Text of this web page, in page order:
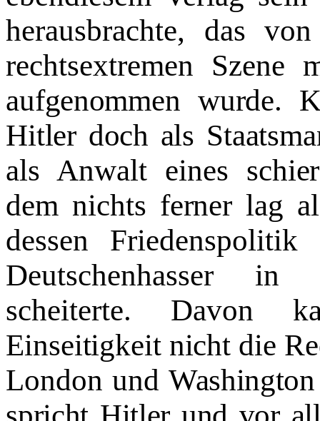
herausbrachte, das
rechtsextremen Szene
aufgenommen wurde.
Hitler doch als
als Anwalt eines
dem nichts ferner lag
dessen
Deutschenhasser
scheiterte. Davon
Einseitigkeit nicht die
London und